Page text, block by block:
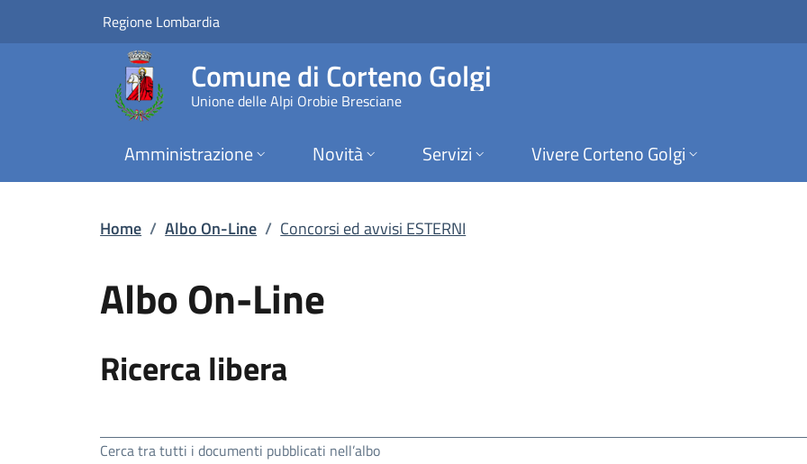
Vai al contenuto principale
Concorsi ed avvisi ESTERNI | Albo On-
Regione Lombardia
Comune di Corteno Golgi
Unione delle Alpi Orobie Bresciane
Amministrazione Novità Servizi Vivere Corteno Golgi
Home / Albo On-Line / Concorsi ed avvisi ESTERNI
Albo On-Line
Ricerca libera
Cerca tra tutti i documenti pubblicati nell’albo